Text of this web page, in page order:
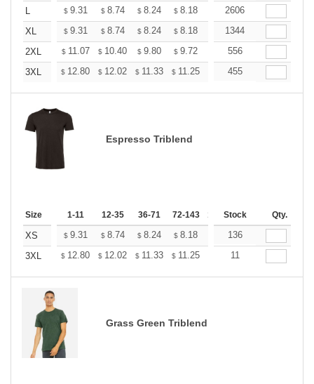
L
$ 9.31 $ 8.74 $ 8.24 $ 8.18 7.80
2606
XL
$ 9.31 $ 8.74 $ 8.24 $ 8.18 7.80
1344
2XL
$ 11.07 $ 10.40 $ 9.80 $ 9.72 9.28
556
3XL
$ 12.80 $ 12.02 $ 11.33 $ 11.25 10.73
455
Espresso Triblend
Size 1-11 12-35 36-71 72-143 144-287 288 + More
Stock Qty.
XS $ 9.31 $ 8.74 $ 8.24 $ 8.18 7.80136
3XL
$ 12.80 $ 12.02 $ 11.33 $ 11.25 10.73
11
Grass Green Triblend